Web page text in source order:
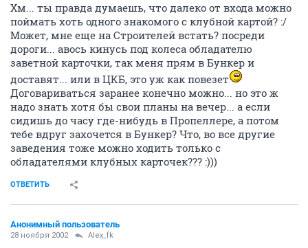
Хм... ты правда думаешь, что далеко от входа можно
поймать хоть одного знакомого с клубной картой? :/
Может, мне еще на Строителей встать? посреди
дороги... авось кинусь под колеса обладателю
заветной карточки, так меня прям в Бункер и
доставят... или в ЦКБ, это уж как повезет
Договариваться заранее конечно можно... но это ж
надо знать хотя бы свои планы на вечер... а если
сидишь до часу где-нибудь в Пропеллере, а потом
тебе вдруг захочется в Бункер? Что, во все другие
заведения тоже можно ходить только с
обладателями клубных карточек??? :)))
ОТВЕТИТЬ
Анонимный пользователь
28 ноября 2002 Alex_fk